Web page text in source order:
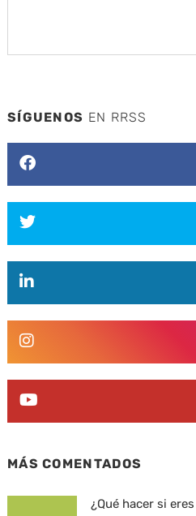
SÍGUENOS EN RRSS
MÁS COMENTADOS
¿Qué hacer si